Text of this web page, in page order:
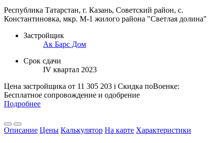
Республика Татарстан, г. Казань, Советский район, с.
Константиновка, мкр. М-1 жилого района "Светлая долина"
Застройщик
Ак Барс Дом
Срок сдачи
IV квартал 2023
Цена застройщика от 11 305 203 i Скидка поВоенке:
Бесплатное сопровождение и одобрение
Подробнее
Описание Цены Калькулятор На карте Характеристики